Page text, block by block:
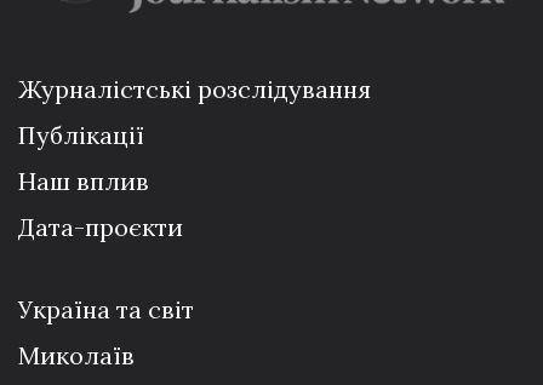
Журналістські розслідування
Публікації
Наш вплив
Дата-проєкти
Україна та світ
Миколаїв